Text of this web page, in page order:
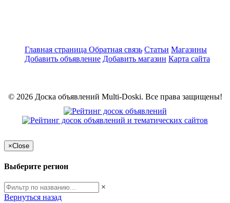
Главная страница Обратная связь Статьи Магазины
Добавить объявление Добавить магазин Карта сайта
© 2026 Доска объявлений Multi-Doski. Все права защищены!
×Close
Выберите регион
×
Вернуться назад